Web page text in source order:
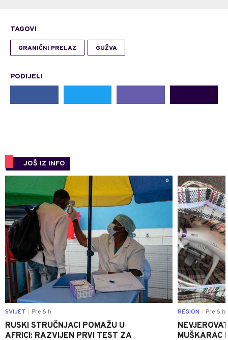
TAGOVI
GRANIČNI PRELAZ GUŽVA
PODIJELI
JOŠ IZ INFO
0
SVIJET Pre 6 h
RUSKI STRUČNJACI POMAŽU U
AFRICI: RAZVIJEN PRVI TEST ZA
REGION Pre 6 h
MUŠKARAC